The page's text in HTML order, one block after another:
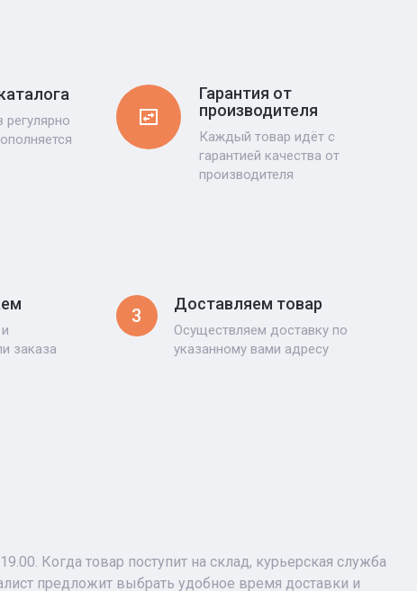
регулярно
Гарантия от
производителя
Каждый товар идёт с
гарантией качества от
производителя
заказа
3
Доставляем товар
Осуществляем доставку по
указанному вами адресу
Когда товар поступит на склад, курьерская служба
предложит выбрать удобное время доставки и